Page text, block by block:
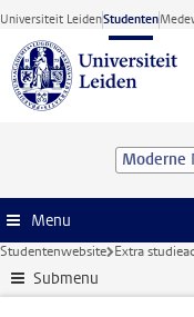
Ga direct naar de
Universiteit LeidenStudenten
Menu
Studentenwebsite Extra
Submenu